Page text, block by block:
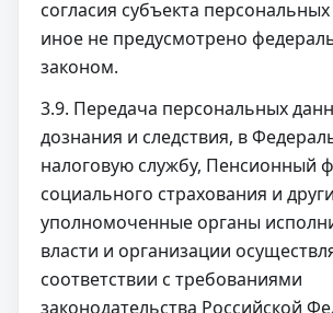
согласия субъекта
иное не предусмотрено
законом.
3.9. Передача персональных
дознания и следствия, в
налоговую службу, Пенсионный
социального страхования и
уполномоченные органы
власти и организации
соответствии с требованиями
законодательства Российской